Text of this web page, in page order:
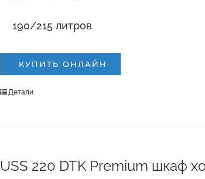
190/215 литров
КУПИТЬ ОНЛАЙН
Детали
USS 220 DTK Premium шкаф